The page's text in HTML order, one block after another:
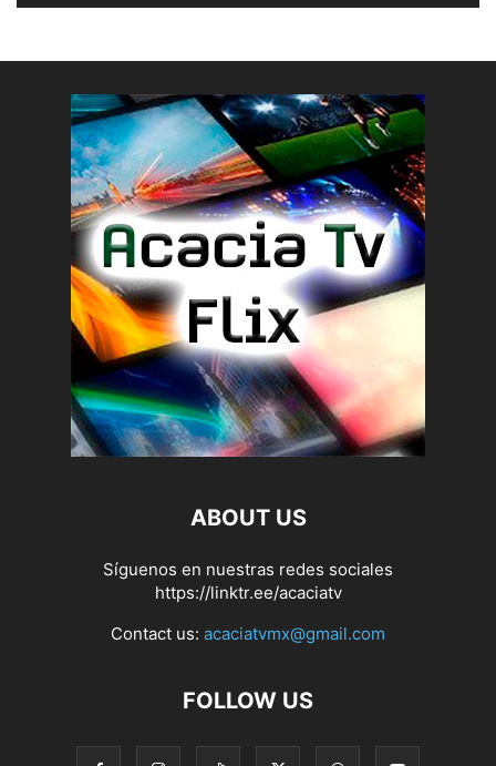
ABOUT US
Síguenos en nuestras redes sociales
https://linktr.ee/acaciatv
Contact us: acaciatvmx@gmail.com
FOLLOW US